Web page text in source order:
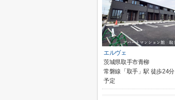
エルヴェ
茨城県取手市青柳
常磐線「取手」駅 徒歩24分
予定